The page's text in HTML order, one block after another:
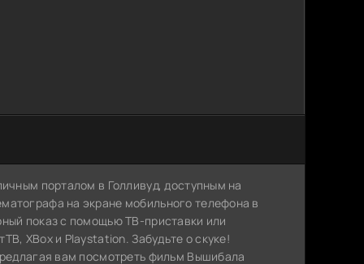
порталом в Голливуд, доступным на
на экране мобильного телефона в
показ с помощью ТВ-приставки или
XBox и Playstation. Забудьте о скуке!
вам посмотреть фильм Вышибала